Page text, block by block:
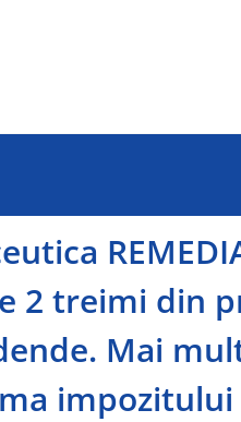
2 treimi din
Mai
impozitului